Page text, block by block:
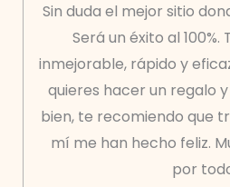
Sin duda el mejor sitio
Será un éxito al
inmejorable, rápido y
quieres hacer un regalo
bien, te recomiendo que
mí me han hecho feliz.
por